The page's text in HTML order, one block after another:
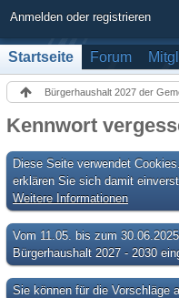
Anmelden oder registrieren
Startseite Forum
Bürgerhaushalt 2027 der
Kennwort
Diese Seite verwendet
erklären Sie sich damit
Weitere Informationen
Vom 11.05. bis zum
Bürgerhaushalt 2027 - 2030
Sie können für die Vorschläge